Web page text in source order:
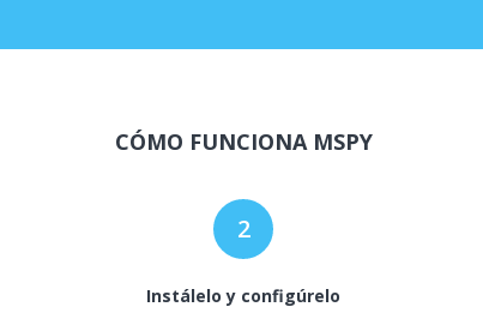
CÓMO FUNCIONA MSPY
Instálelo y configúrelo